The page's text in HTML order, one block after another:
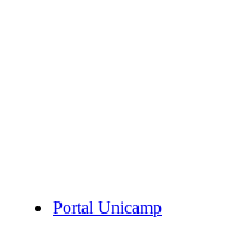
Portal Unicamp